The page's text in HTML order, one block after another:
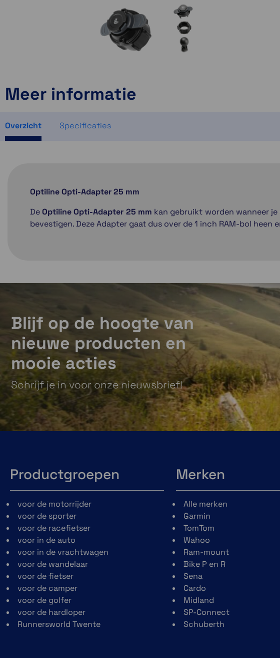
Meer informatie
Overzicht Specificaties
Optiline Opti-Adapter 25 mm
DeOptiline Opti-Adapter 25 mm kan gebruikt worden wanneer
bevestigen. Deze Adapter gaat dus over de 1 inch RAM-bol heen
Blijf op de hoogte van
nieuwe producten en
mooie acties
Schrijf je in voor onze nieuwsbrief!
Productgroepen
voor de motorrijder
voor de sporter
voor de racefietser
voor in de auto
voor in de vrachtwagen
voor de wandelaar
voor de fietser
voor de camper
voor de golfer
voor de hardloper
Runnersworld Twente
Merken
Alle merken
Garmin
TomTom
Wahoo
Ram-mount
Bike P en R
Sena
Cardo
Midland
SP-Connect
Schuberth